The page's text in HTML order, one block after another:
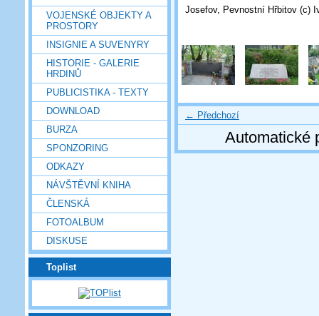
VOJENSKÉ OBJEKTY A
PROSTORY
INSIGNIE A SUVENYRY
HISTORIE - GALERIE
HRDINŮ
PUBLICISTIKA - TEXTY
DOWNLOAD
BURZA
SPONZORING
ODKAZY
NÁVŠTĚVNÍ KNIHA
ČLENSKÁ
FOTOALBUM
DISKUSE
Toplist
Josefov, Pevnostní Hřbitov (c)
← Předchozí
Automatické